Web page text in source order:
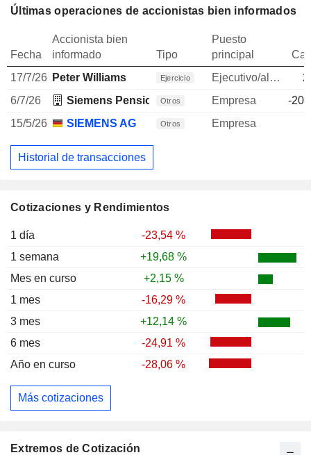
Cotizaciones y Rendimientos
1 día
-23,54 %
1 semana
+19,68 %
Mes en curso
+2,15 %
1 mes
-16,29 %
3 mes
+12,14 %
6 mes
-24,91 %
Año en curso
-28,06 %
Más cotizaciones
Extremos de Cotización
Últimas operaciones de accionistas bien informados
Fecha
Accionista bien
informado
Tipo
Puesto
principal
17/7/26 Peter Williams Ejercicio Ejecutivo/alto directivo
6/7/26
Siemens Pension Trust EV
Otros Empresa
-
15/5/26
SIEMENS AG Otros Empresa
Historial de transacciones